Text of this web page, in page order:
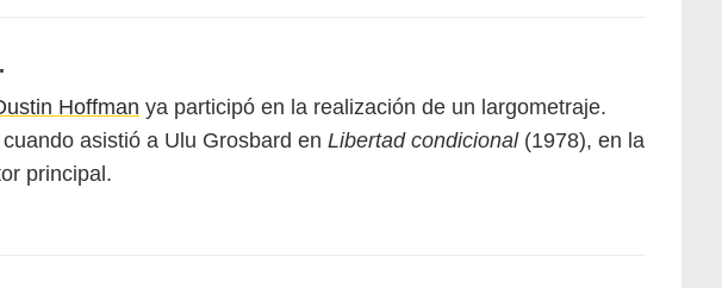
Hoffman ya participó en la realización de un largometraje.
asistió a Ulu Grosbard en Libertad condicional(1978), en la
principal.